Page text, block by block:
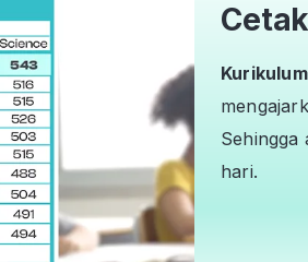
Sehingga
hari.